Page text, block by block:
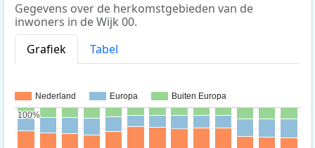
Gegevens over de herkomstgebieden van de
inwoners in de Wijk 00.
Grafiek
Tabel
Nederland Europa Buiten Europa
100%
100%